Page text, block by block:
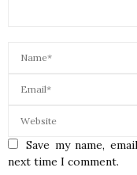
Save my name,
next time I comment.